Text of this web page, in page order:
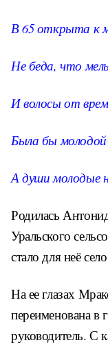
В 65 открыта к
Не беда, что
И волосы от
Была бы
А души молодые
Родилась
Уральского
стало для неё
На ее глазах
переименована в
руководитель. С